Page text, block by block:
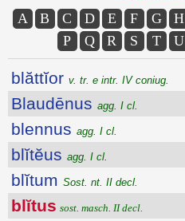
A B C D E F G H
P
Q R S T U
blăttĭor v. tr. e intr. IV coniug.
Blaudēnus agg. I cl.
blennus agg. I cl.
blĭtĕus agg. I cl.
blĭtum Sost. nt. II decl.
blĭtus sost. masch. II decl.